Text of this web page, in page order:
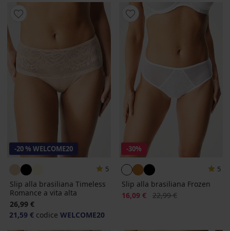
-20 % WELCOME20
5
Slip alla brasiliana Timeless
Romance a vita alta
26,99 €
21,59 € codice WELCOME20
-30%
5
Slip alla brasiliana Frozen
Sconto
16,09 € Prezzo originale
22,99 €